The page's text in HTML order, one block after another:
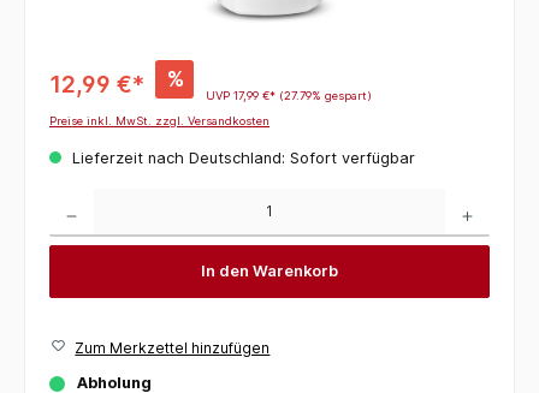
12,99 €* %
UVP 17,99 €* (27.79% gespart)
Preise inkl. MwSt. zzgl. Versandkosten
Lieferzeit nach Deutschland: Sofort verfügbar
In den Warenkorb
Zum Merkzettel hinzufügen
Abholung